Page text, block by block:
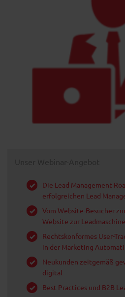
Die Lead Management
erfolgreichen Lead
Vom Website-Besucher
Website zur Leadmaschine
Rechtskonformes User-
in der Marketing
Neukunden zeitgemäß
digital
Best Practices und B2B